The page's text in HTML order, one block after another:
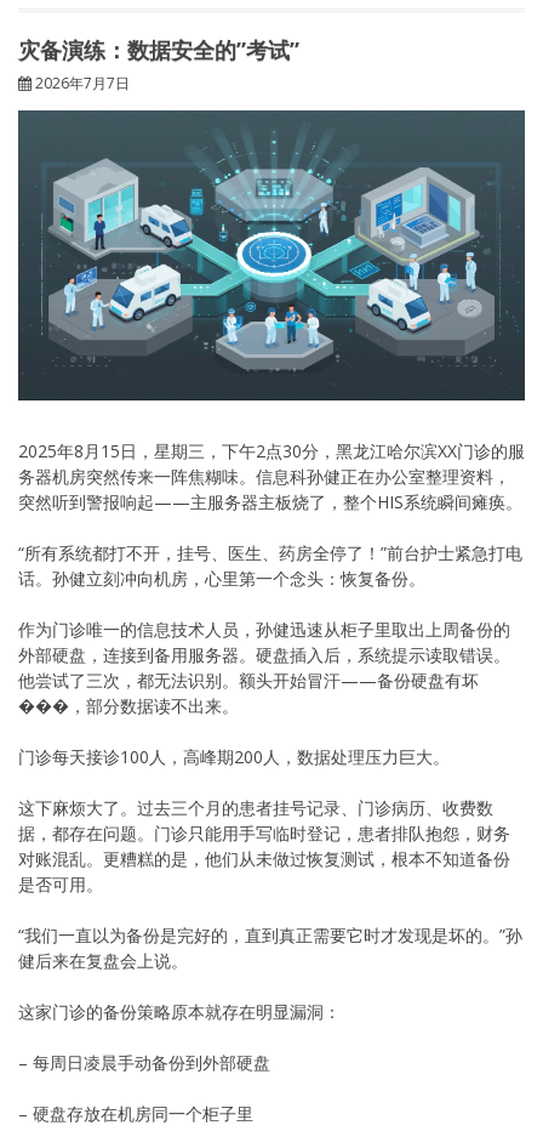
灾备演练：数据安全的”考试”
2026年7月7日
2025年8月15日，星期三，下午2点30分，黑龙江哈尔滨XX门诊的服
务器机房突然传来一阵焦糊味。信息科孙健正在办公室整理资料，
突然听到警报响起——主服务器主板烧了，整个HIS系统瞬间瘫痪。
“所有系统都打不开，挂号、医生、药房全停了！”前台护士紧急打电
话。孙健立刻冲向机房，心里第一个念头：恢复备份。
作为门诊唯一的信息技术人员，孙健迅速从柜子里取出上周备份的
外部硬盘，连接到备用服务器。硬盘插入后，系统提示读取错误。
他尝试了三次，都无法识别。额头开始冒汗——备份硬盘有坏
���，部分数据读不出来。
门诊每天接诊100人，高峰期200人，数据处理压力巨大。
这下麻烦大了。过去三个月的患者挂号记录、门诊病历、收费数
据，都存在问题。门诊只能用手写临时登记，患者排队抱怨，财务
对账混乱。更糟糕的是，他们从未做过恢复测试，根本不知道备份
是否可用。
“我们一直以为备份是完好的，直到真正需要它时才发现是坏的。”孙
健后来在复盘会上说。
这家门诊的备份策略原本就存在明显漏洞：
– 每周日凌晨手动备份到外部硬盘
– 硬盘存放在机房同一个柜子里